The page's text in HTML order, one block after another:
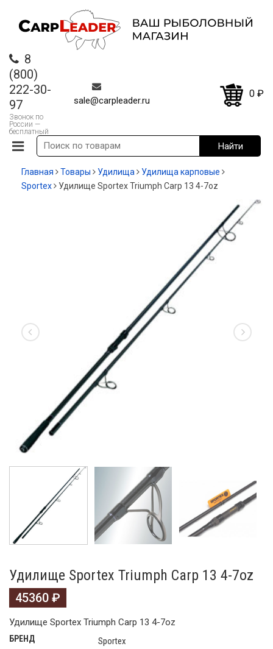
8
(800)
222-30-
97
Звонок по
России —
бесплатный
sale@carpleader.ru
0 ₽
Главная Товары Удилища
Удилища карповые
Sportex
Удилище Sportex Triumph Carp 13 4-7oz
Удилище Sportex Triumph Carp 13 4-7oz
45360 ₽
Удилище Sportex Triumph Carp 13 4-7oz
БРЕНД Sportex